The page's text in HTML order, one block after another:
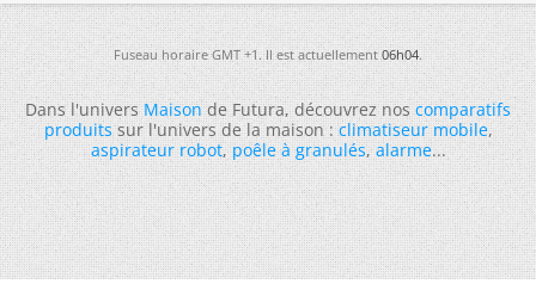
Fuseau horaire GMT +1. Il est actuellement06h04.
Dans l'universMaisonde Futura, découvrez noscomparatifs
produitssur l'univers de la maison :climatiseur mobile,
aspirateur robot,poêle à granulés,alarme...